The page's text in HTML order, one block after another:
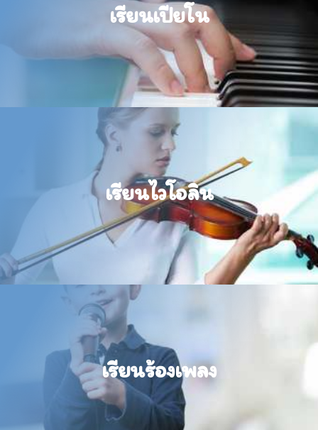
เรียนเปียโน
ติวสอบเพื่อศึกษาต่อ และ สอนเปียโนสำหรับเด็ก
ADD LINE
เรียนไวโอลิน
เปิดสอนปฏิบัติไวโอลิน
ติวสอบเพื่อศึกษาต่อ และ สอนไวโอลินสำหรับเด็ก
ADD LINE
เรียนร้องเพลง
เปิดสอนร้องเพลง
ติวสอบเพื่อศึกษาต่อ และ สอนร้องเพลงสำหรับเด็ก
ADD LINE